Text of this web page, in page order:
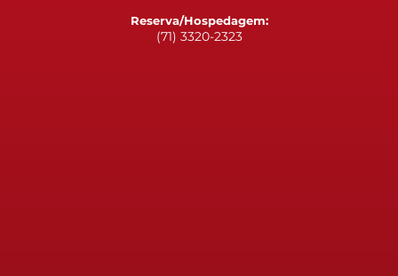
Reserva/Hospedagem:
(71) 3320-2323